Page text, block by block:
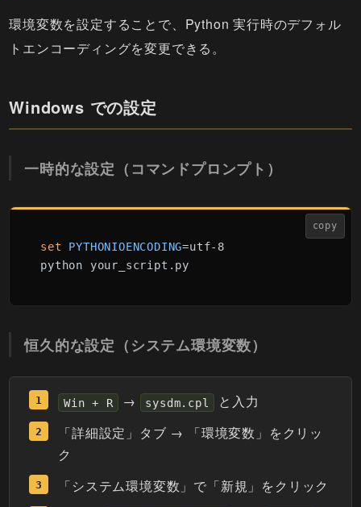
環境変数を設定することで、Python 実行時のデフォル
トエンコーディングを変更できる。
Windows での設定
一時的な設定（コマンドプロンプト）
copy
set PYTHONIOENCODING=utf-8
恒久的な設定（システム環境変数）
Win + R → sysdm.cpl
と入力
「詳細設定」タブ → 「環境変数」をクリッ
ク
「システム環境変数」で「新規」をクリック